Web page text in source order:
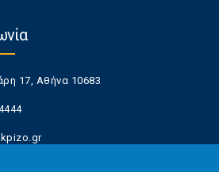
17, Αθήνα 10683